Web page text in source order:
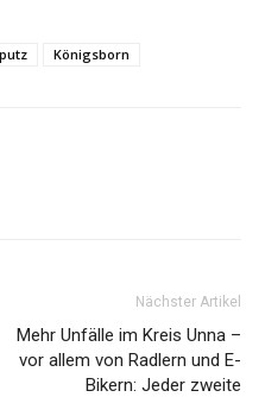
Königsborn
Nächster Artikel
Mehr Unfälle im Kreis Unna –
vor allem von Radlern und E-
Bikern: Jeder zweite